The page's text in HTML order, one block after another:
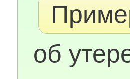
об